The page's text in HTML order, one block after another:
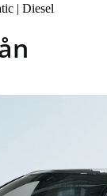
| Diesel